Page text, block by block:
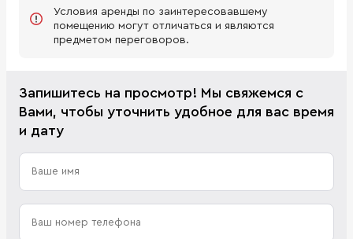
Условия аренды по заинтересовавшему
помещению могут отличаться и являются
предметом переговоров.
Запишитесь на просмотр! Мы свяжемся с
Вами, чтобы уточнить удобное для вас время
и дату